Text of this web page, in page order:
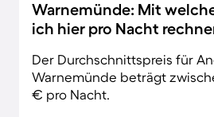
Warnemünde: Mit
ich hier pro Nacht
Der Durchschnittspreis für
Warnemünde beträgt
€ pro Nacht.